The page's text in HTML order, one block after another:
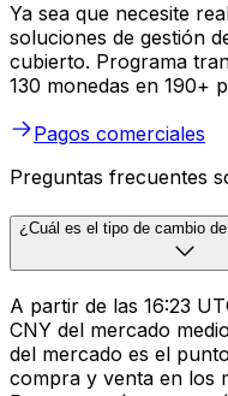
Ya sea que necesite
soluciones de gestión
cubierto. Programa
130 monedas en 190+
Pagos comerciales
Preguntas frecuentes
¿Cuál es el tipo de cambio
A partir de las 16:23
CNY del mercado
del mercado es el
compra y venta en los